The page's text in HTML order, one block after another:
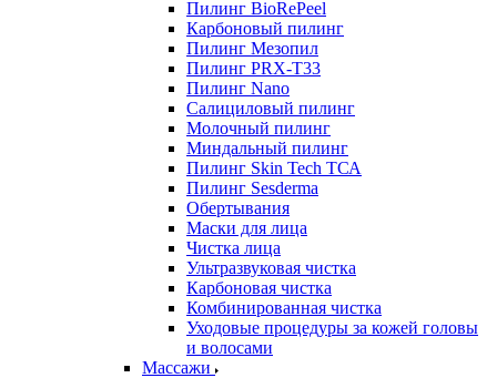
Пилинг BioRePeel
Карбоновый пилинг
Пилинг Мезопил
Пилинг PRX-T33
Пилинг Nano
Салициловый пилинг
Молочный пилинг
Миндальный пилинг
Пилинг Skin Tech ТСА
Пилинг Sesderma
Обертывания
Маски для лица
Чистка лица
Ультразвуковая чистка
Карбоновая чистка
Комбинированная чистка
Уходовые процедуры за кожей головы
и волосами
Массажи